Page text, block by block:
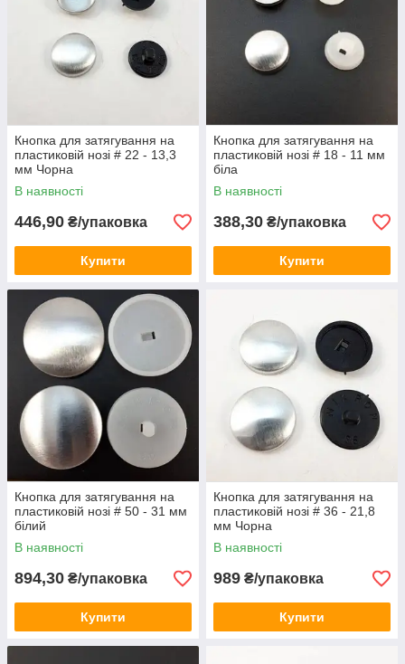
Кнопка для затягування на
пластиковій нозі # 22 - 13,3
мм Чорна
В наявності
446,90 ₴/упаковка
Купити
Кнопка для затягування на
пластиковій нозі # 18 - 11 мм
біла
В наявності
388,30 ₴/упаковка
Купити
Кнопка для затягування на
пластиковій нозі # 50 - 31 мм
білий
В наявності
894,30 ₴/упаковка
Купити
Кнопка для затягування на
пластиковій нозі # 36 - 21,8
мм Чорна
В наявності
989 ₴/упаковка
Купити